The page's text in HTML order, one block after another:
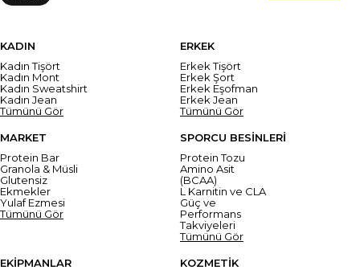
KADIN
Kadın Tişört
Kadın Mont
Kadın Sweatshirt
Kadın Jean
Tümünü Gör
ERKEK
Erkek Tişört
Erkek Şort
Erkek Eşofman
Erkek Jean
Tümünü Gör
MARKET
Protein Bar
Granola & Müsli
Glutensiz
Ekmekler
Yulaf Ezmesi
Tümünü Gör
SPORCU BESİNLERİ
Protein Tozu
Amino Asit
(BCAA)
L Karnitin ve CLA
Güç ve
Performans
Takviyeleri
Tümünü Gör
EKİPMANLAR
KOZMETİK